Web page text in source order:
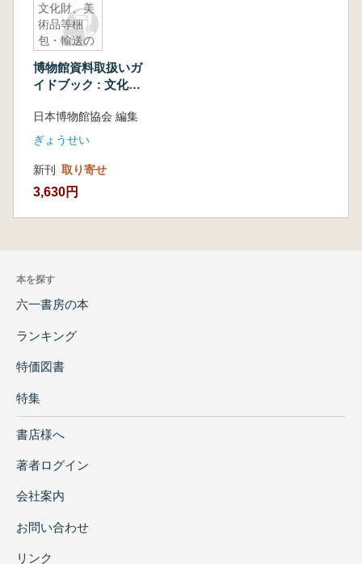
文化財、美
術品等梱
包・輸送の
次改訂版)
博物館資料取扱いガ
イドブック : 文化
輸送の手引き(第2次
改訂版)
日本博物館協会 編集
ぎょうせい
新刊 取り寄せ
3,630円
本を探す
六一書房の本
ランキング
特価図書
特集
書店様へ
著者ログイン
会社案内
お問い合わせ
リンク